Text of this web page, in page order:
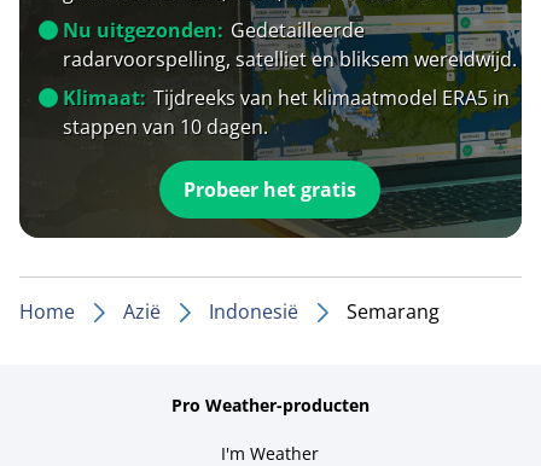
Nu uitgezonden: Gedetailleerde
radarvoorspelling, satelliet en bliksem wereldwijd.
Klimaat: Tijdreeks van het klimaatmodel ERA5 in
stappen van 10 dagen.
Probeer het gratis
Home Azië Indonesië Semarang
Pro Weather-producten
I'm Weather